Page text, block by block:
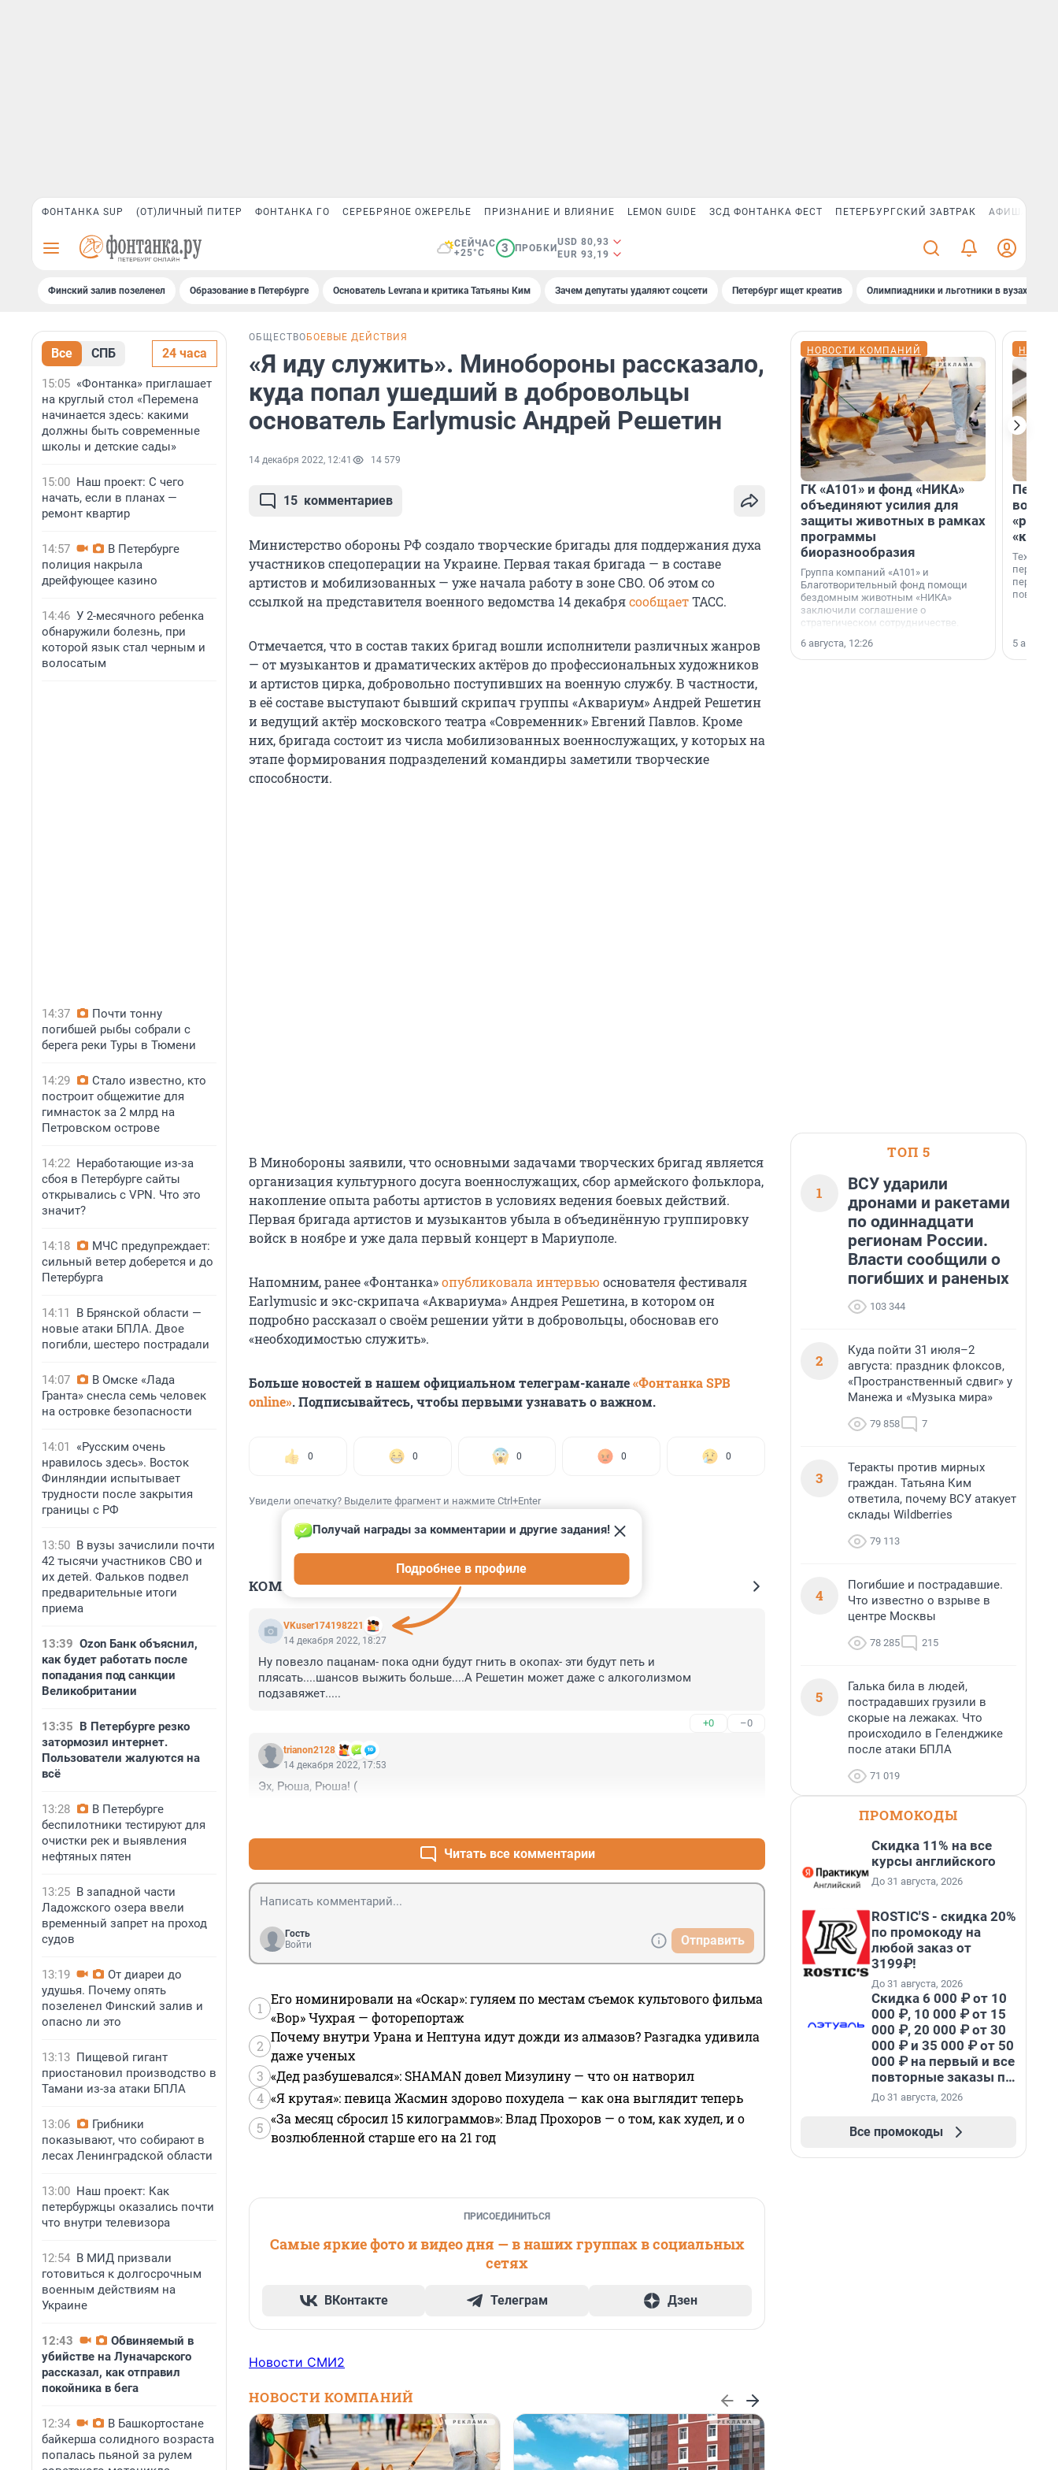
ФОНТАНКА SUP (ОТ)ЛИЧНЫЙ ПИТЕР ФОНТАНКА ГО СЕРЕБРЯНОЕ ОЖЕРЕЛЬЕ ПРИЗНАНИЕ И ВЛИЯНИЕ LEMON GUIDE ЗСД ФОНТАНКА ФЕСТ ПЕТЕРБУРГСКИЙ ЗАВТРАК АФИША PLUS
СЕЙЧАС
+25°C
3 ПРОБКИ
USD 80,93
EUR 93,19
Финский залив позеленел Образование в Петербурге Основатель Levrana и критика Татьяны Ким Зачем депутаты удаляют соцсети Петербург ищет креатив Олимпиадники и льготники в вузах СПб
Все СПБ 24 часа
15:05 «Фонтанка» приглашает
на круглый стол «Перемена
начинается здесь: какими
должны быть современные
школы и детские сады»
15:00 Наш проект: С чего
начать, если в планах —
ремонт квартир
14:57
В Петербурге
полиция накрыла
дрейфующее казино
14:46 У 2-месячного ребенка
обнаружили болезнь, при
которой язык стал черным и
волосатым
14:37
Почти тонну
погибшей рыбы собрали с
берега реки Туры в Тюмени
14:29
Стало известно, кто
построит общежитие для
гимнасток за 2 млрд на
Петровском острове
14:22 Неработающие из-за
сбоя в Петербурге сайты
открывались с VPN. Что это
значит?
14:18
МЧС предупреждает:
сильный ветер доберется и до
Петербурга
14:11
В Брянской области —
новые атаки БПЛА. Двое
погибли, шестеро пострадали
14:07
В Омске «Лада
Гранта» снесла семь человек
на островке безопасности
14:01
«Русским очень
нравилось здесь». Восток
Финляндии испытывает
трудности после закрытия
границы с РФ
13:50 В вузы зачислили почти
42 тысячи участников СВО и
их детей. Фальков подвел
предварительные итоги
приема
13:39 Ozon Банк объяснил,
как будет работать после
попадания под санкции
Великобритании
13:35 В Петербурге резко
затормозил интернет.
Пользователи жалуются на
всё
13:28
В Петербурге
беспилотники тестируют для
очистки рек и выявления
нефтяных пятен
13:25 В западной части
Ладожского озера ввели
временный запрет на проход
судов
13:19
От диареи до
удушья. Почему опять
позеленел Финский залив и
опасно ли это
13:13 Пищевой гигант
приостановил производство в
Тамани из-за атаки БПЛА
13:06
Грибники
показывают, что собирают в
лесах Ленинградской области
13:00 Наш проект: Как
петербуржцы оказались почти
что внутри телевизора
12:54 В МИД призвали
готовиться к долгосрочным
военным действиям на
Украине
12:43
Обвиняемый в
убийстве на Луначарского
рассказал, как отправил
покойника в бега
12:34
В Башкортостане
байкерша солидного возраста
попалась пьяной за рулем
ОБЩЕСТВО БОЕВЫЕ ДЕЙСТВИЯ
«Я иду служить». Минобороны рассказало,
куда попал ушедший в добровольцы
основатель Earlymusic Андрей Решетин
14 декабря 2022, 12:41 14 579
15 комментариев
Министерство обороны РФ создало творческие бригады для поддержания духа
участников спецоперации на Украине. Первая такая бригада — в составе
артистов и мобилизованных — уже начала работу в зоне СВО. Об этом со
ссылкой на представителя военного ведомства 14 декабрясообщаетТАСС.
Отмечается, что в состав таких бригад вошли исполнители различных жанров
— от музыкантов и драматических актёров до профессиональных художников
и артистов цирка, добровольно поступивших на военную службу. В частности,
в её составе выступают бывший скрипач группы «Аквариум» Андрей Решетин
и ведущий актёр московского театра «Современник» Евгений Павлов. Кроме
них, бригада состоит из числа мобилизованных военнослужащих, у которых на
этапе формирования подразделений командиры заметили творческие
способности.
В Минобороны заявили, что основными задачами творческих бригад является
организация культурного досуга военнослужащих, сбор армейского фольклора,
накопление опыта работы артистов в условиях ведения боевых действий.
Первая бригада артистов и музыкантов убыла в объединённую группировку
войск в ноябре и уже дала первый концерт в Мариуполе.
Напомним, ранее «Фонтанка»опубликовала интервью основателя фестиваля
Earlymusic и экс-скрипача «Аквариума» Андрея Решетина, в котором он
подробно рассказал о своём решении уйти в добровольцы, обосновав его
«необходимостью служить».
Больше новостей в нашем официальном телеграм-канале«Фонтанка SPB
online». Подписывайтесь, чтобы первыми узнавать о важном.
0 0 0 0 0
Увидели опечатку? Выделите фрагмент и нажмите Ctrl+Enter
КОММЕНТАРИИ 15
VKuser174198221
Получай награды за комментарии и другие задания!
Подробнее в профиле
14 декабря 2022, 18:27
Ну повезло пацанам- пока одни будут гнить в окопах- эти будут петь и
плясать....шансов выжить больше....А Решетин может даже с алкоголизмом
подзавяжет.....
+0 –0
trianon2128
14 декабря 2022, 17:53
Эх, Рюша, Рюша! (
Читать все комментарии
Гость
Войти
Отправить
1
Его номинировали на «Оскар»: гуляем по местам съемок культового фильма
«Вор» Чухрая — фоторепортаж
2
Почему внутри Урана и Нептуна идут дожди из алмазов? Разгадка удивила
даже ученых
3 «Дед разбушевался»: SHAMAN довел Мизулину — что он натворил
4 «Я крутая»: певица Жасмин здорово похудела — как она выглядит теперь
5
«За месяц сбросил 15 килограммов»: Влад Прохоров — о том, как худел, и о
возлюбленной старше его на 21 год
ПРИСОЕДИНИТЬСЯ
Самые яркие фото и видео дня — в наших группах в социальных
сетях
ВКонтакте Телеграм Дзен
Новости СМИ2
НОВОСТИ КОМПАНИЙ
НОВОСТИ КОМПАНИЙ
ГК «А101» и фонд «НИКА»
объединяют усилия для
защиты животных в рамках
программы
биоразнообразия
Группа компаний «А101» и
Благотворительный фонд помощи
бездомным животным «НИКА»
заключили соглашение о
стратегическом сотрудничестве.
6 августа, 12:26
5
ТОП 5
1
ВСУ ударили
дронами и ракетами
по одиннадцати
регионам России.
Власти сообщили о
погибших и раненых
103 344
2
Куда пойти 31 июля–2
августа: праздник флоксов,
«Пространственный сдвиг» у
Манежа и «Музыка мира»
79 858 7
3
Теракты против мирных
граждан. Татьяна Ким
ответила, почему ВСУ атакует
склады Wildberries
79 113
4
Погибшие и пострадавшие.
Что известно о взрыве в
центре Москвы
78 285 215
5
Галька била в людей,
пострадавших грузили в
скорые на лежаках. Что
происходило в Геленджике
после атаки БПЛА
71 019
ПРОМОКОДЫ
Скидка 11% на все
курсы английского
До 31 августа, 2026
ROSTIC'S - скидка 20%
по промокоду на
любой заказ от
3199₽!
До 31 августа, 2026
Скидка 6 000 ₽ от 10
000 ₽, 10 000 ₽ от 15
000 ₽, 20 000 ₽ от 30
000 ₽ и 35 000 ₽ от 50
000 ₽ на первый и все
повторные заказы по
промокоду НАБЕРИ
До 31 августа, 2026
Все промокоды